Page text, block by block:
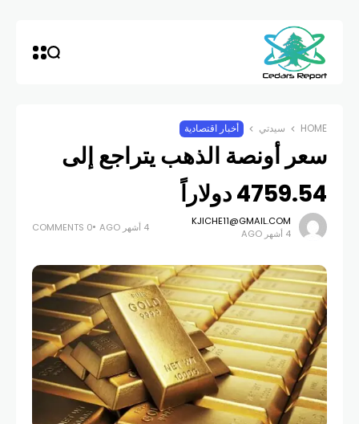
HOME سيدتي أخبار اقتصادية
سعر أونصة الذهب يتراجع إلى
4759.54 دولاراً
KJICHE11@GMAIL.COM
4 أشهر AGO
4 أشهر AGO 0 COMMENTS